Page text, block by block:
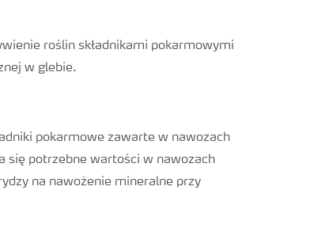
roślin składnikami pokarmowymi
w glebie.
pokarmowe zawarte w nawozach
się potrzebne wartości w nawozach
na nawożenie mineralne przy